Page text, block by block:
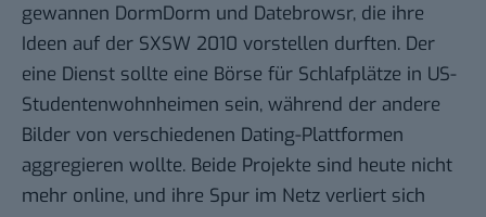
gewannen DormDorm und Datebrowsr, die ihre
Ideen auf der SXSW 2010 vorstellen durften. Der
eine Dienst sollte eine Börse für Schlafplätze in US-
Studentenwohnheimen sein, während der andere
Bilder von verschiedenen Dating-Plattformen
aggregieren wollte. Beide Projekte sind heute nicht
mehr online, und ihre Spur im Netz verliert sich